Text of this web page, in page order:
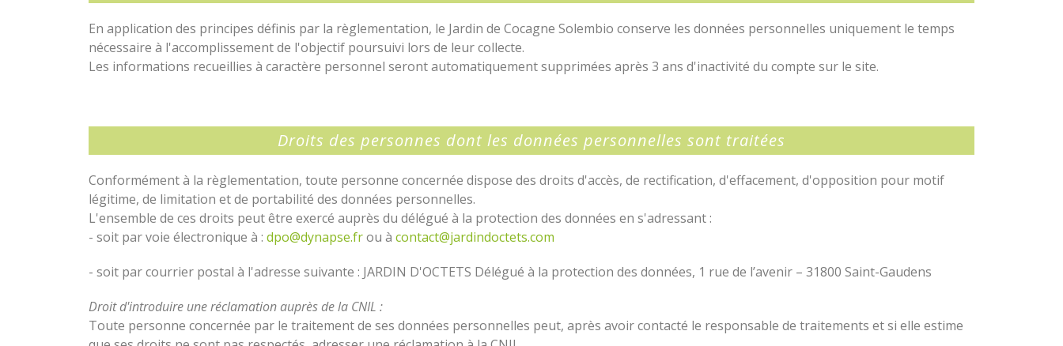
En application des principes définis par la règlementation, le Jardin de Cocagne Solembio conserve les données personnelles uniquement le temps
nécessaire à l'accomplissement de l'objectif poursuivi lors de leur collecte.
Les informations recueillies à caractère personnel seront automatiquement supprimées après 3 ans d'inactivité du compte sur le site.
Droits des personnes dont les données personnelles sont traitées
Conformément à la règlementation, toute personne concernée dispose des droits d'accès, de rectification, d'effacement, d'opposition pour motif
légitime, de limitation et de portabilité des données personnelles.
L'ensemble de ces droits peut être exercé auprès du délégué à la protection des données en s'adressant :
- soit par voie électronique à : dpo@dynapse.frou à contact@jardindoctets.com
- soit par courrier postal à l'adresse suivante : JARDIN D'OCTETS Délégué à la protection des données, 1 rue de l’avenir – 31800 Saint-Gaudens
Droit d'introduire une réclamation auprès de la CNIL :
Toute personne concernée par le traitement de ses données personnelles peut, après avoir contacté le responsable de traitements et si elle estime